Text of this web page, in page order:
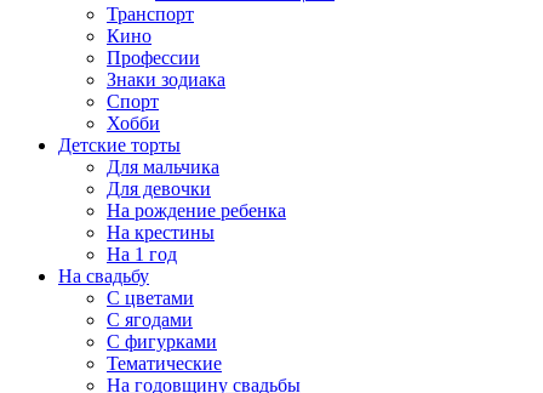
Транспорт
Кино
Профессии
Знаки зодиака
Спорт
Хобби
Детские торты
Для мальчика
Для девочки
На рождение ребенка
На крестины
На 1 год
На свадьбу
С цветами
С ягодами
С фигурками
Тематические
На годовщину свадьбы